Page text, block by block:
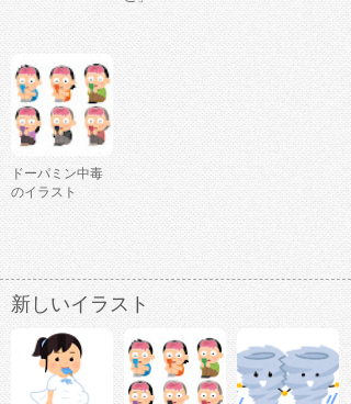
ドーパミン中毒
のイラスト
新しいイラスト